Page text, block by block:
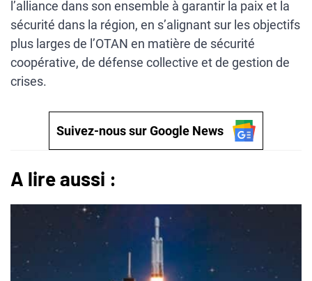
l’alliance dans son ensemble à garantir la paix et la
sécurité dans la région, en s’alignant sur les objectifs
plus larges de l’OTAN en matière de sécurité
coopérative, de défense collective et de gestion de
crises.
Suivez-nous sur Google News
A lire aussi :